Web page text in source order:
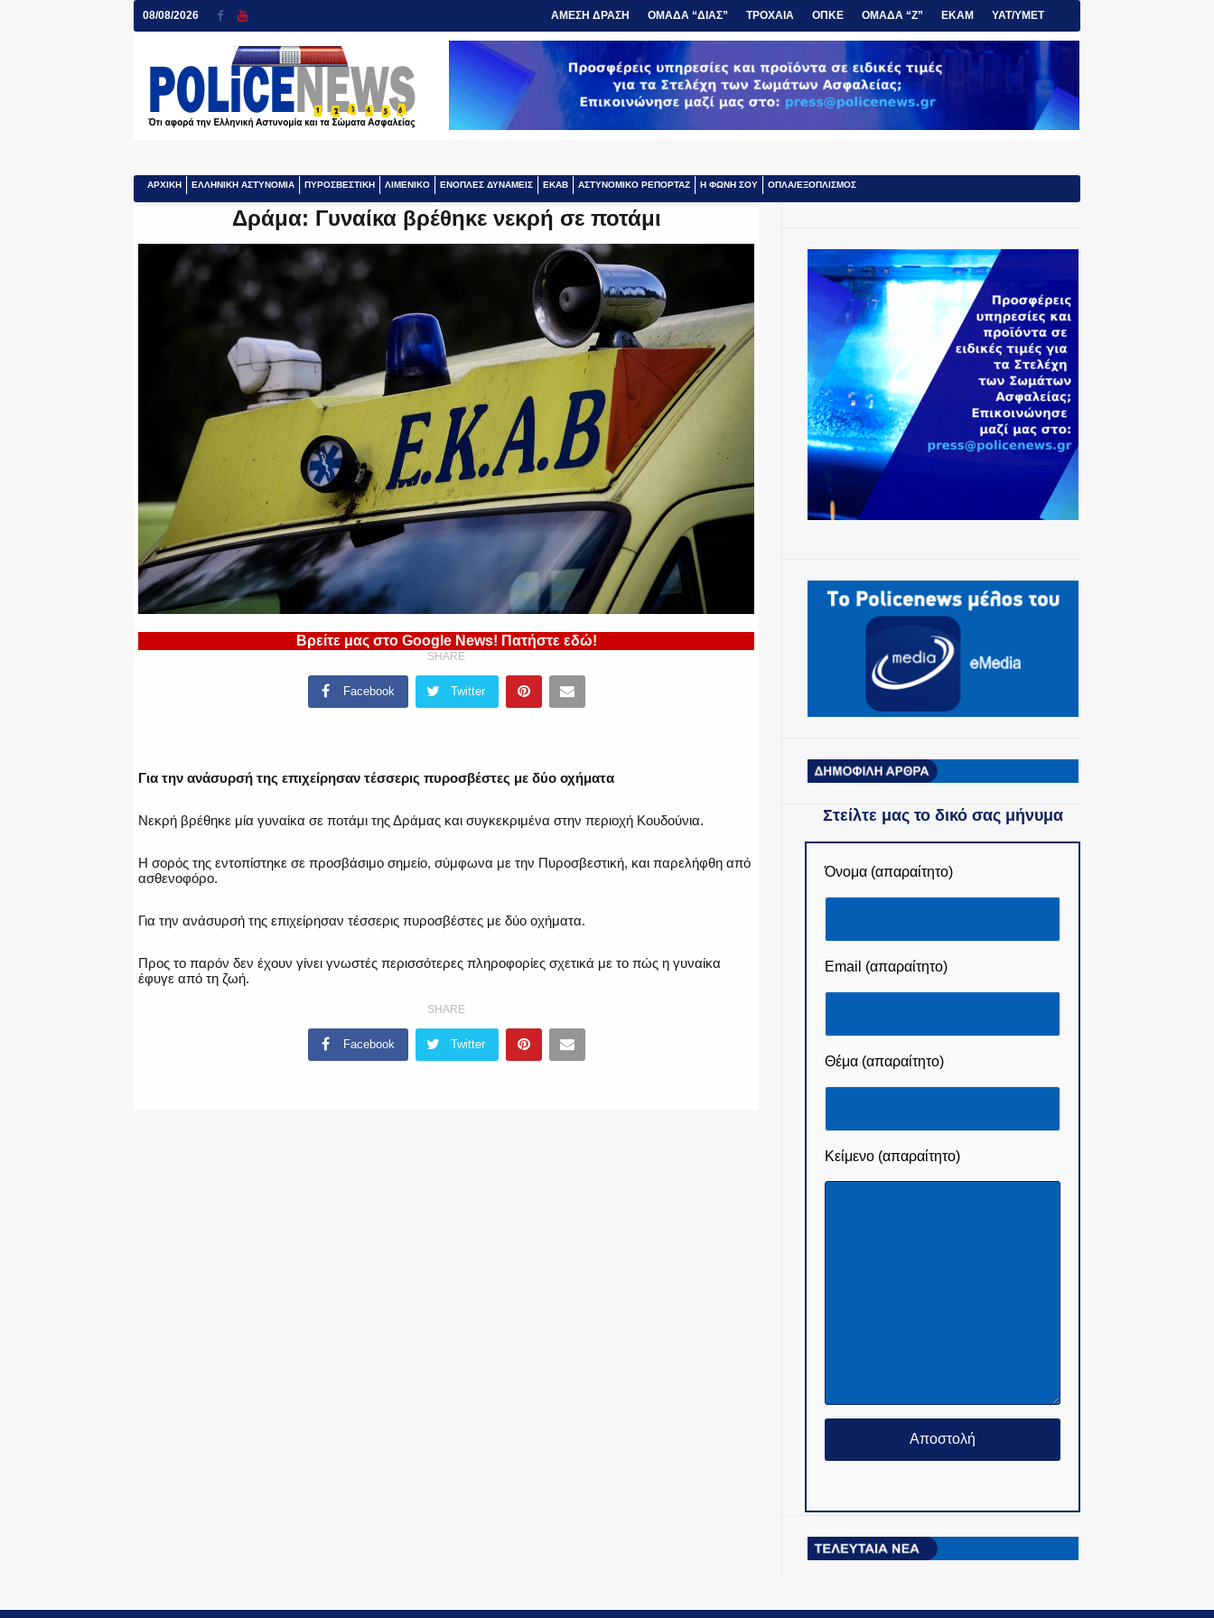
08/08/2026 ΑΜΕΣΗ ΔΡΑΣΗ ΟΜΑΔΑ “ΔΙΑΣ” ΤΡΟΧΑΙΑ ΟΠΚΕ ΟΜΑΔΑ “Ζ” ΕΚΑΜ ΥΑΤ/ΥΜΕΤ
ΑΡΧΙΚΗ ΕΛΛΗΝΙΚΗ ΑΣΤΥΝΟΜΙΑ ΠΥΡΟΣΒΕΣΤΙΚΗ ΛΙΜΕΝΙΚΟ ΕΝΟΠΛΕΣ ΔΥΝΑΜΕΙΣ ΕΚΑΒ ΑΣΤΥΝΟΜΙΚΟ ΡΕΠΟΡΤΑΖ Η ΦΩΝΗ ΣΟΥ ΟΠΛΑ/ΕΞΟΠΛΙΣΜΟΣ
Δράμα: Γυναίκα βρέθηκε νεκρή σε ποτάμι
Βρείτε μας στο Google News! Πατήστε εδώ!
SHARE
Facebook Twitter
Για την ανάσυρσή της επιχείρησαν τέσσερις πυροσβέστες με δύο οχήματα
Νεκρή βρέθηκε μία γυναίκα σε ποτάμι της Δράμας και συγκεκριμένα στην περιοχή Κουδούνια.
Η σορός της εντοπίστηκε σε προσβάσιμο σημείο, σύμφωνα με την Πυροσβεστική, και παρελήφθη από
ασθενοφόρο.
Για την ανάσυρσή της επιχείρησαν τέσσερις πυροσβέστες με δύο οχήματα.
Προς το παρόν δεν έχουν γίνει γνωστές περισσότερες πληροφορίες σχετικά με το πώς η γυναίκα
έφυγε από τη ζωή.
SHARE
Facebook Twitter
Στείλτε μας το δικό σας μήνυμα
Όνομα (απαραίτητο)
Email (απαραίτητο)
Θέμα (απαραίτητο)
Κείμενο (απαραίτητο)